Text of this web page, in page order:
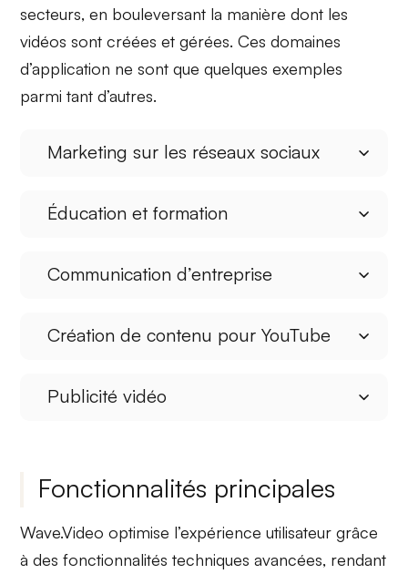
secteurs, en bouleversant la manière dont les
vidéos sont créées et gérées. Ces domaines
d’application ne sont que quelques exemples
parmi tant d’autres.
Marketing sur les réseaux sociaux
Éducation et formation
Communication d’entreprise
Création de contenu pour YouTube
Publicité vidéo
Fonctionnalités principales
Wave.Video optimise l’expérience utilisateur grâce
à desfonctionnalités techniques avancées, rendant